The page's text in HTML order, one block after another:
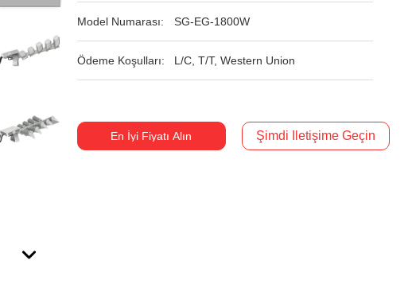
Model Numarası: SG-EG-1800W
Ödeme Koşulları: L/C, T/T, Western Union
En İyi Fiyatı Alın Şimdi Iletişime Geçin